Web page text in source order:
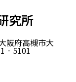
究所
阪府高槻市大